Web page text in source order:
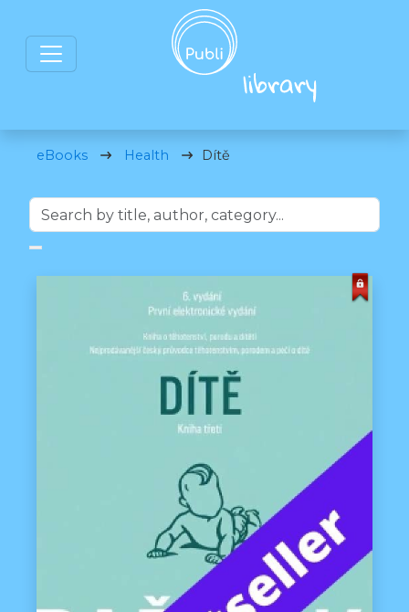
eBooks Health Dítě